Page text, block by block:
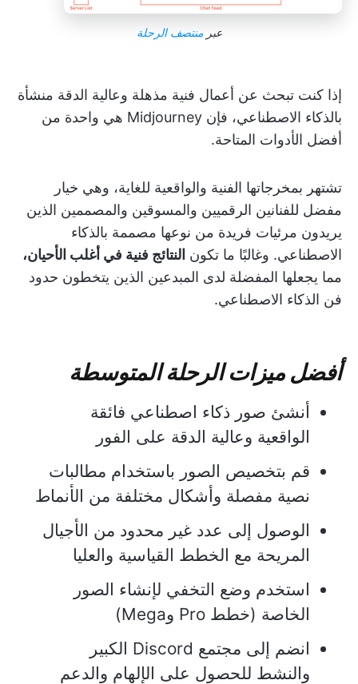
عبرمنتصف الرحلة
إذا كنت تبحث عن أعمال فنية مذهلة وعالية الدقة منشأة
بالذكاء الاصطناعي، فإن Midjourney هي واحدة من
أفضل الأدوات المتاحة.
تشتهر بمخرجاتها الفنية والواقعية للغاية، وهي خيار
مفضل للفنانين الرقميين والمسوقين والمصممين الذين
يريدون مرئيات فريدة من نوعها مصممة بالذكاء
الاصطناعي. وغالبًا ما تكون النتائج فنية في أغلب الأحيان،
مما يجعلها المفضلة لدى المبدعين الذين يتخطون حدود
فن الذكاء الاصطناعي.
أفضل ميزات الرحلة المتوسطة
أنشئ صور ذكاء اصطناعي فائقة
الواقعية وعالية الدقة على الفور
قم بتخصيص الصور باستخدام مطالبات
نصية مفصلة وأشكال مختلفة من الأنماط
الوصول إلى عدد غير محدود من الأجيال
المريحة مع الخطط القياسية والعليا
استخدم وضع التخفي لإنشاء الصور
الخاصة (خطط Pro وMega)
انضم إلى مجتمع Discord الكبير
والنشط للحصول على الإلهام والدعم